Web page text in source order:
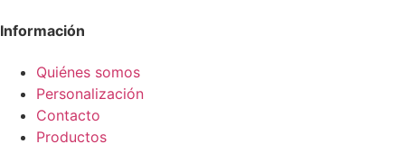
Información
Quiénes somos
Personalización
Contacto
Productos